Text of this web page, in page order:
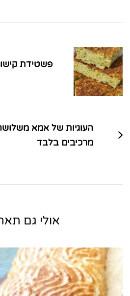
בפוסטים
פשטידת
העוגיות של אמא
מרכיבים בלבד
אולי גם